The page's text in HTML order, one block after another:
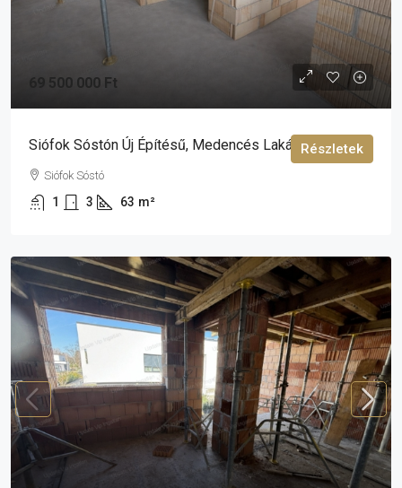
69 500 000 Ft
Siófok Sóstón Új Építésű, Medencés Lakás Eladó!
Siófok Sóstó
1 3 63 m²
Részletek